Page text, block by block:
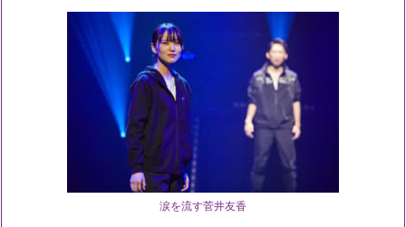
涙を流す菅井友香